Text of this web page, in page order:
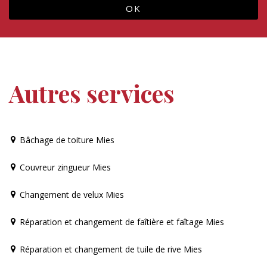
Autres services
Bâchage de toiture Mies
Couvreur zingueur Mies
Changement de velux Mies
Réparation et changement de faîtière et faîtage Mies
Réparation et changement de tuile de rive Mies